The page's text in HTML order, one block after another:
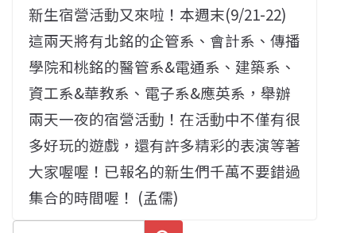
新生宿營活動又來啦！本週末(9/21-22)
這兩天將有北銘的企管系、會計系、傳播
學院和桃銘的醫管系&電通系、建築系、
資工系&華教系、電子系&應英系，舉辦
兩天一夜的宿營活動！在活動中不僅有很
多好玩的遊戲，還有許多精彩的表演等著
大家喔喔！已報名的新生們千萬不要錯過
集合的時間喔！ (孟儒)